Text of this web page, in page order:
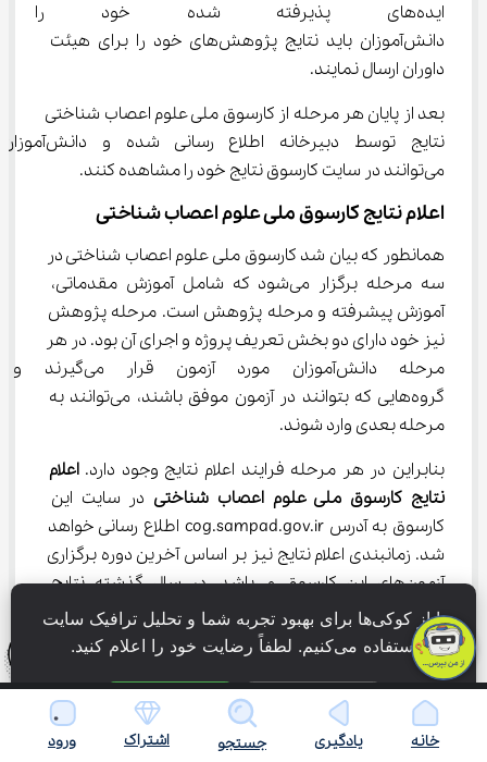
ایده‌های پذیرفته شده خود
دانش‌آموزان باید نتایج پژوهش‌های خود را برای هیئت
داوران ارسال نمایند.
بعد از پایان هر مرحله از کارسوق ملی علوم اعصاب شناختی
نتایج توسط دبیرخانه اطلاع رسانی شده و دانش‌آموزان
می‌توانند در سایت کارسوق نتایج خود را مشاهده کنند.
اعلام نتایج کارسوق ملی علوم اعصاب شناختی
همانطور که بیان شد کارسوق ملی علوم اعصاب شناختی در
سه مرحله برگزار می‌شود که شامل آموزش مقدماتی،
آموزش پیشرفته و مرحله پژوهش است. مرحله پژوهش
نیز خود دارای دو بخش تعریف پروژه و اجرای آن بود. در هر
مرحله دانش‌آموزان مورد آزمون
گروه‌هایی که بتوانند در آزمون موفق باشند، می‌توانند به
مرحله بعدی وارد شوند.
بنابراین در هر مرحله فرایند اعلام نتایج وجود دارد. اعلام
نتایج کارسوق ملی علوم اعصاب شناختی در سایت این
کارسوق به آدرس cog.sampad.gov.ir اطلاع رسانی خواهد
شد. زمانبندی اعلام نتایج نیز بر اساس آخرین دوره برگزاری
آزمون‌های این کارسوق می‌باشد. در سال گذشته نتایج
مرحله مقدماتی کارسوق ملی علوم اعصاب شناختی در
مرداد ماه بود.
اعلام نتایج بخش پیشرفته نیز در مهر ماه انجام گرفت و
اعلام پروپوزال‌های تایید شده در آذر ماه بود و داوری نهایی
نیز در اردیبهشت ماه انجام شد. بعد از انجام داوری نهایی،
خانه یادگیری جستجو اشتراک ورود
ما از کوکی‌ها برای بهبود تجربه شما و تحلیل ترافیک سایت
استفاده می‌کنیم. لطفاً رضایت خود را اعلام کنید.
فقط ضروری پذیرش همه